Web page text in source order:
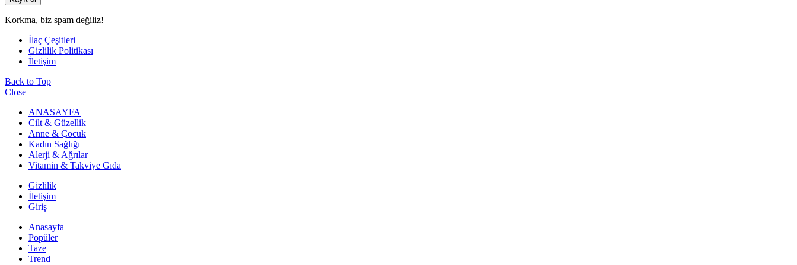
Korkma, biz spam değiliz!
İlaç Çeşitleri
Gizlilik Politikası
İletişim
Back to Top
Close
ANASAYFA
Cilt & Güzellik
Anne & Çocuk
Kadın Sağlığı
Alerji & Ağrılar
Vitamin & Takviye Gıda
Gizlilik
İletişim
Giriş
Anasayfa
Popüler
Taze
Trend